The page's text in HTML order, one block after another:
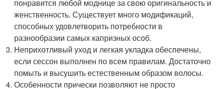
понравится любой моднице за свою оригинальность и
женственность. Существует много модификаций,
способных удовлетворить потребности в
разнообразии самых капризных особ.
Неприхотливый уход и легкая укладка обеспечены,
если сессон выполнен по всем правилам. Достаточно
помыть и высушить естественным образом волосы.
Особенности прически позволяют не просто